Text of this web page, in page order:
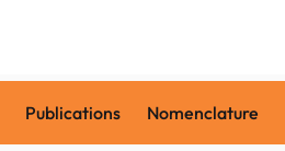
Publications Nomenclature